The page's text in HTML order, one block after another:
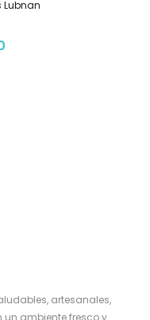
Lubnan
artesanales,
ambiente fresco y